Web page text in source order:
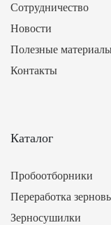
Сотрудничество
Новости
Полезные
Контакты
Каталог
Пробоотборники
Переработка
Зерносушилки